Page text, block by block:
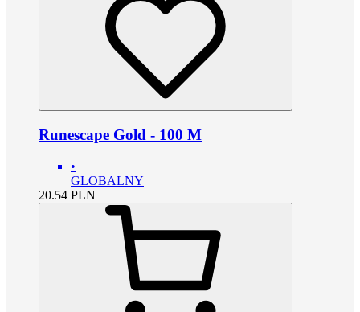
Runescape Gold - 100 M
•
GLOBALNY
20.54 PLN